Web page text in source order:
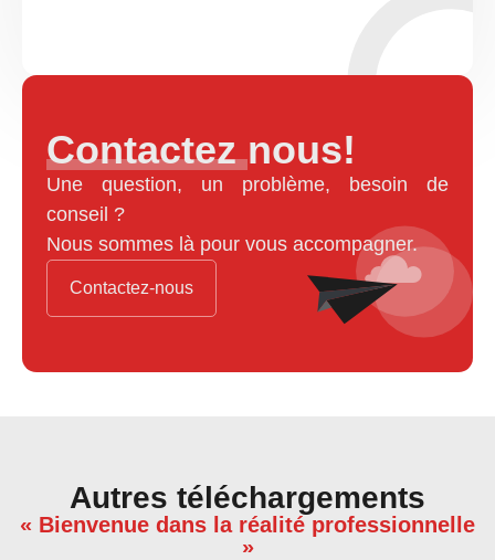
Contactez nous!
Une question, un problème, besoin de
conseil ?
Nous sommes là pour vous accompagner.
Contactez-nous
Autres téléchargements
« Bienvenue dans la réalité professionnelle
»